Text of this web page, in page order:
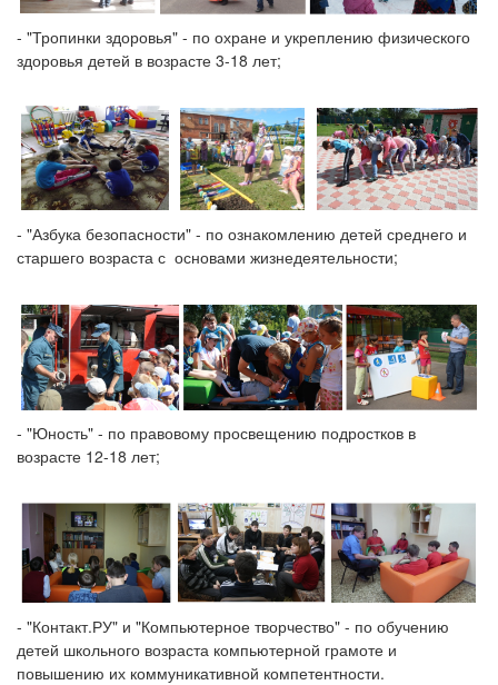
- "Тропинки здоровья" - по охране и укреплению физического
здоровья детей в возрасте 3-18 лет;
- "Азбука безопасности" - по ознакомлению детей среднего и
старшего возраста с основами жизнедеятельности;
- "Юность" - по правовому просвещению подростков в
возрасте 12-18 лет;
- "Контакт.РУ" и "Компьютерное творчество" - по обучению
детей школьного возраста компьютерной грамоте и
повышению их коммуникативной компетентности.